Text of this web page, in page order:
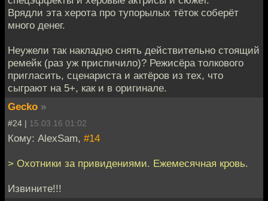
Врядли эта херота про тупорылых тёток соберёт
много денег.
Неужели так накладно снять действительно стоящий
ремейк (раз уж приспичило)? Режисёра толкового
пригласить, сценариста и актёров из тех, что
сыграют на 5+, как и в оригинале.
Gecko »
#24 | 15.03.16 01:02
Кому: AlexSam, #14
> Охотники за привидениями. Ежемесячная кровь.
Извините!!!